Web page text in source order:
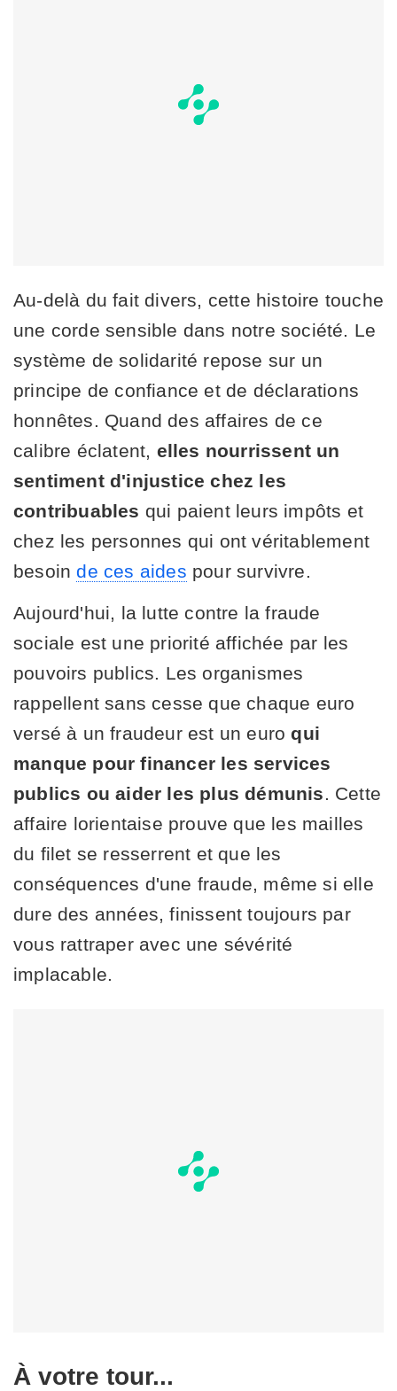
Au-delà du fait divers, cette histoire touche
une corde sensible dans notre société. Le
système de solidarité repose sur un
principe de confiance et de déclarations
honnêtes. Quand des affaires de ce
calibre éclatent, elles nourrissent un
sentiment d'injustice chez les
contribuables qui paient leurs impôts et
chez les personnes qui ont véritablement
besoinde ces aides pour survivre.
Aujourd'hui, la lutte contre la fraude
sociale est une priorité affichée par les
pouvoirs publics. Les organismes
rappellent sans cesse que chaque euro
versé à un fraudeur est un euroqui
manque pour financer les services
publics ou aider les plus démunis. Cette
affaire lorientaise prouve que les mailles
du filet se resserrent et que les
conséquences d'une fraude, même si elle
dure des années, finissent toujours par
vous rattraper avec une sévérité
implacable.
À votre tour...